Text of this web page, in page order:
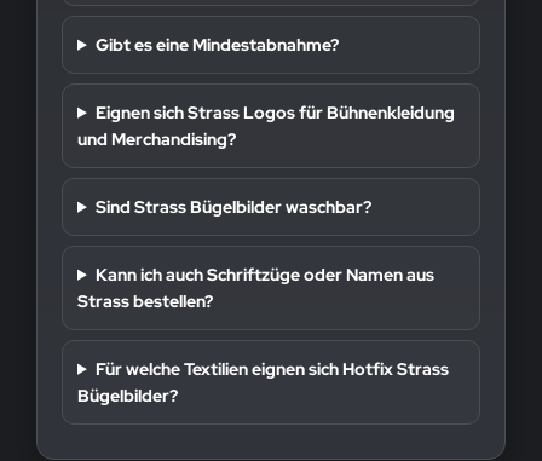
Gibt es eine Mindestabnahme?
Eignen sich Strass Logos für Bühnenkleidung
und Merchandising?
Sind Strass Bügelbilder waschbar?
Kann ich auch Schriftzüge oder Namen aus
Strass bestellen?
Für welche Textilien eignen sich Hotfix Strass
Bügelbilder?